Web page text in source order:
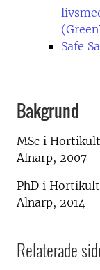
Safe
Bakgrund
MSc i
Alnarp, 2007
PhD i
Alnarp, 2014
Relaterade